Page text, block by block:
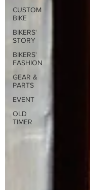
CUSTOM
BIKE
BIKERS'
STORY
BIKERS'
FASHION
GEAR &
PARTS
EVENT
OLD
TIMER